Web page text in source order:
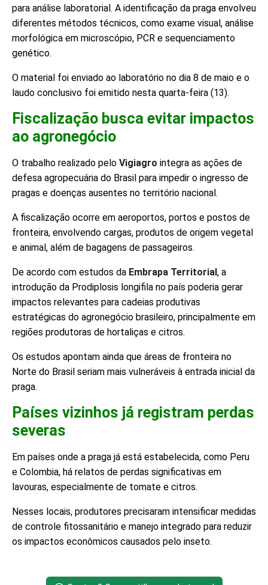
para análise laboratorial. A identificação da praga envolveu
diferentes métodos técnicos, como exame visual, análise
morfológica em microscópio, PCR e sequenciamento
genético.
O material foi enviado ao laboratório no dia 8 de maio e o
laudo conclusivo foi emitido nesta quarta-feira (13).
Fiscalização busca evitar impactos
ao agronegócio
O trabalho realizado pelo Vigiagro integra as ações de
defesa agropecuária do Brasil para impedir o ingresso de
pragas e doenças ausentes no território nacional.
A fiscalização ocorre em aeroportos, portos e postos de
fronteira, envolvendo cargas, produtos de origem vegetal
e animal, além de bagagens de passageiros.
De acordo com estudos da Embrapa Territorial , a
introdução da Prodiplosis longifila no país poderia gerar
impactos relevantes para cadeias produtivas
estratégicas do agronegócio brasileiro, principalmente em
regiões produtoras de hortaliças e citros.
Os estudos apontam ainda que áreas de fronteira no
Norte do Brasil seriam mais vulneráveis à entrada inicial da
praga.
Países vizinhos já registram perdas
severas
Em países onde a praga já está estabelecida, como Peru
e Colombia, há relatos de perdas significativas em
lavouras, especialmente de tomate e citros.
Nesses locais, produtores precisaram intensificar medidas
de controle fitossanitário e manejo integrado para reduzir
os impactos econômicos causados pelo inseto.